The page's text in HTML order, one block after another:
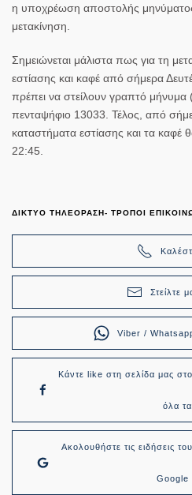
η υποχρέωση αποστολής
μετακίνηση.
Σημειώνεται μάλιστα πως για τη
εστίασης και καφέ από σήμερα
πρέπει να στείλουν γραπτό
πενταψήφιο 13033. Τέλος, από
καταστήματα εστίασης και τα καφέ
22:45.
ΔΙΚΤΥΟ ΤΗΛΕΟΡΑΣΗ- ΤΡΟΠΟΙ
Στείλτε
Viber /
Κάντε like στη σελίδα μας
όλα
Ακολουθήστε τις ειδήσεις
Google